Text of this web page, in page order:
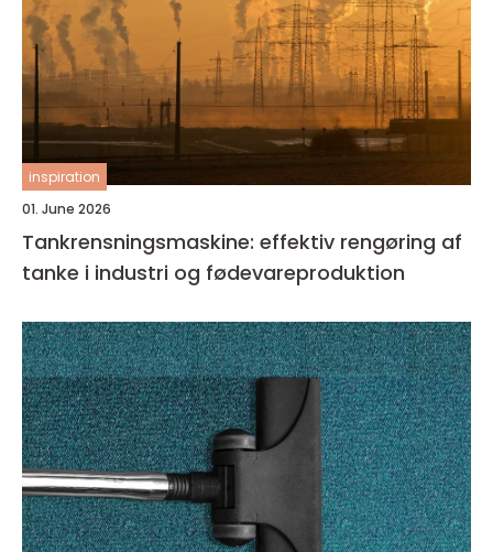
inspiration
01. June 2026
Tankrensningsmaskine: effektiv rengøring af
tanke i industri og fødevareproduktion